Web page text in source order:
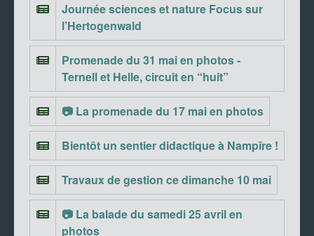
Journée sciences et nature Focus sur
l’Hertogenwald
Promenade du 31 mai en photos -
Ternell et Helle, circuit en “huit”
📷 La promenade du 17 mai en photos
Bientôt un sentier didactique à Nampîre !
Travaux de gestion ce dimanche 10 mai
📷 La balade du samedi 25 avril en
photos